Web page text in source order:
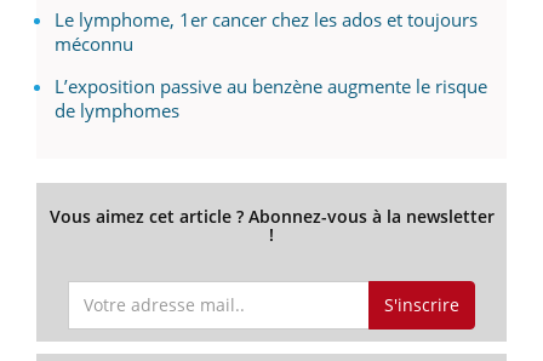
Le lymphome, 1er cancer chez les ados et toujours
méconnu
L’exposition passive au benzène augmente le risque
de lymphomes
Vous aimez cet article ? Abonnez-vous à la newsletter
!
S'inscrire